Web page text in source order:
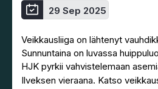
29 Sep 2025
Veikkausliiga on lähtenyt
Sunnuntaina on luvassa
HJK pyrkii vahvistelemaan
Ilveksen vieraana. Katso